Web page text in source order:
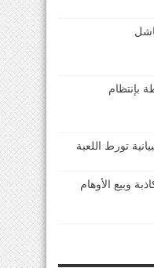
بإنتظام
تورط اللعبة
وبيع الأوهام